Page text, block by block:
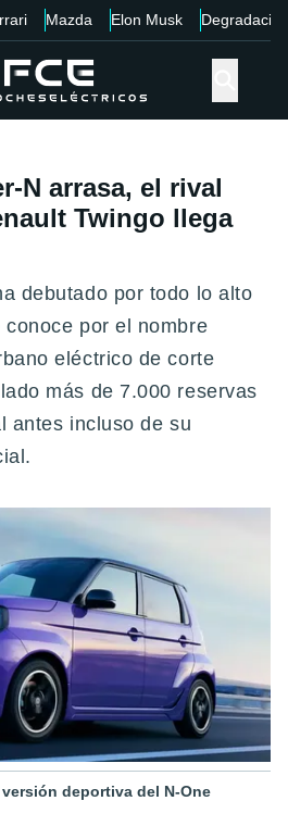
Mazda Elon Musk Degradación
N arrasa, el rival
Twingo llega
debutado por todo lo alto
por el nombre
eléctrico de corte
más de 7.000 reservas
antes incluso de su
deportiva del N-One